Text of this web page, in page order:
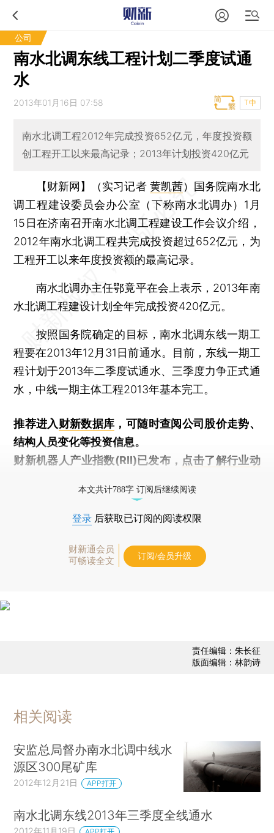
公司
南水北调东线工程计划二季度试通
水
2013年01月16日 07:58 T中
南水北调工程2012年完成投资652亿元，年度投资额
创工程开工以来最高记录；2013年计划投资420亿元
【财新网】（实习记者 黄凯茜） 国务院南水北
调工程建设委员会办公室（下称南水北调办）1月
15日在济南召开南水北调工程建设工作会议介绍，
2012年南水北调工程共完成投资超过652亿元，为
工程开工以来年度投资额的最高记录。
南水北调办主任鄂竟平在会上表示，2013年南
水北调工程建设计划全年完成投资420亿元。
按照国务院确定的目标，南水北调东线一期工
程要在2013年12月31日前通水。目前，东线一期工
程计划于2013年二季度试通水、三季度力争正式通
水，中线一期主体工程2013年基本完工。
推荐进入财新数据库 ，可随时查阅公司股价走势、
结构人员变化等投资信息。
财新机器人产业指数(RII)已发布， 点击了解行业动
本文共计788字 订阅后继续阅读
登录 后获取已订阅的阅读权限
财新通会员
可畅读全文
订阅/会员升级
责任编辑：朱长征
版面编辑：林韵诗
相关阅读
安监总局督办南水北调中线水
源区300尾矿库
2012年12月21日 APP打开
南水北调东线2013年三季度全线通水
2012年11月19日